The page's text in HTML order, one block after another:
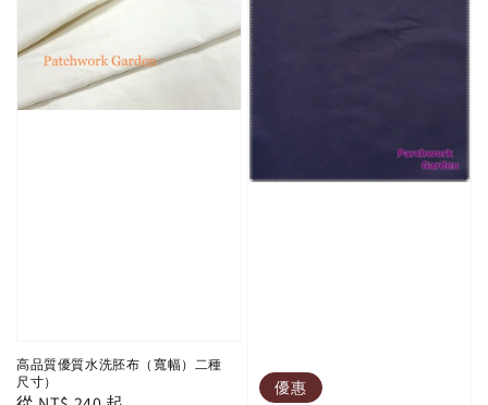
高品質優質水洗胚布（寬幅）二種
尺寸）
優惠